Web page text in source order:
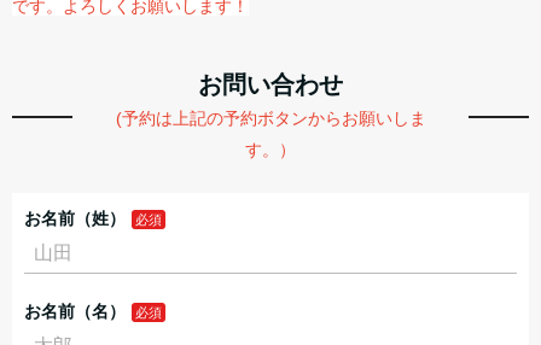
です。よろしくお願いします！
お問い合わせ
(予約は上記の予約ボタンからお願いしま
す。）
お名前（姓）
お名前（名）